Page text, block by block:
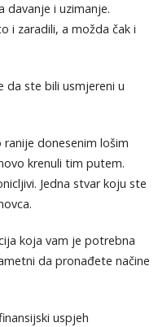
davanje i uzimanje.
i zaradili, a možda čak i
da ste bili usmjereni u
donesenim lošim
krenuli tim putem.
Jedna stvar koju ste
koja vam je potrebna
da pronađete načine
uspjeh